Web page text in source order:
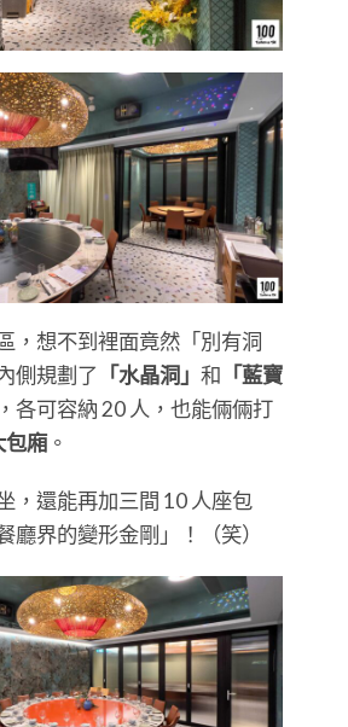
，想不到裡面竟然「別有洞
側規劃了 「水晶洞」 和 「藍寶
各可容納 20 人，也能倆倆打
包廂。
，還能再加三間 10 人座包
廳界的變形金剛」！（笑）